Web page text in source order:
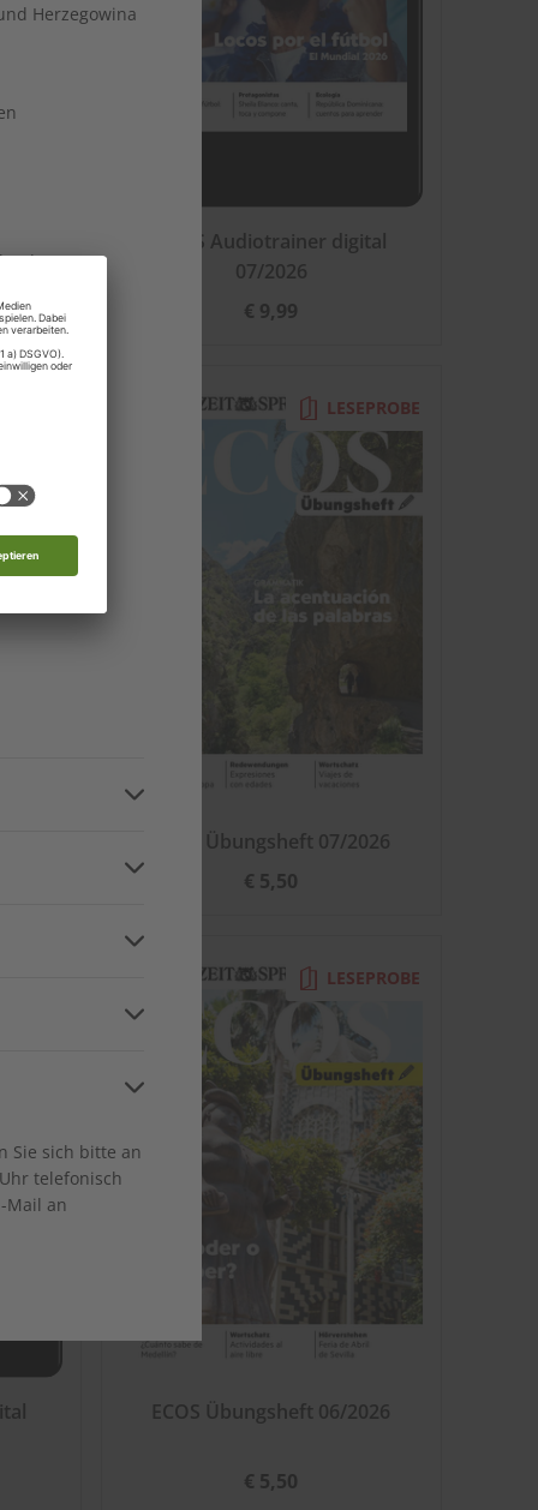
ECOS Audiotrainer digital
07/2026
€ 9,99
ECOS Übungsheft 07/2026
€ 5,50
LESEPROBE
ECOS Übungsheft 06/2026
€ 5,50
LESEPROBE
Herzegowina
Sie sich bitte an
telefonisch
Mail an